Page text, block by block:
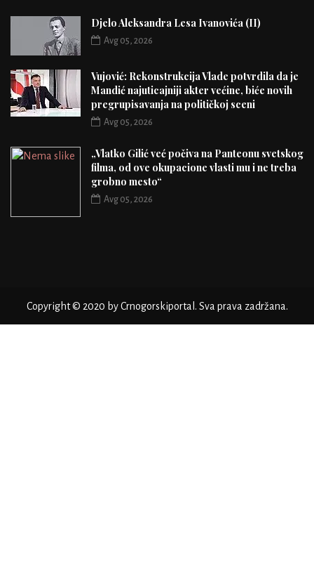
Djelo Aleksandra Lesa Ivanovića (II)
Avg 05, 2026
Vujović: Rekonstrukcija Vlade potvrdila da je
Mandić najuticajniji akter većine, biće novih
pregrupisavanja na političkoj sceni
Avg 05, 2026
„Vlatko Gilić već počiva na Panteonu svetskog
filma, od ove okupacione vlasti mu i ne treba
grobno mesto“
Avg 05, 2026
Copyright © 2020 by Crnogorskiportal. Sva prava zadržana.